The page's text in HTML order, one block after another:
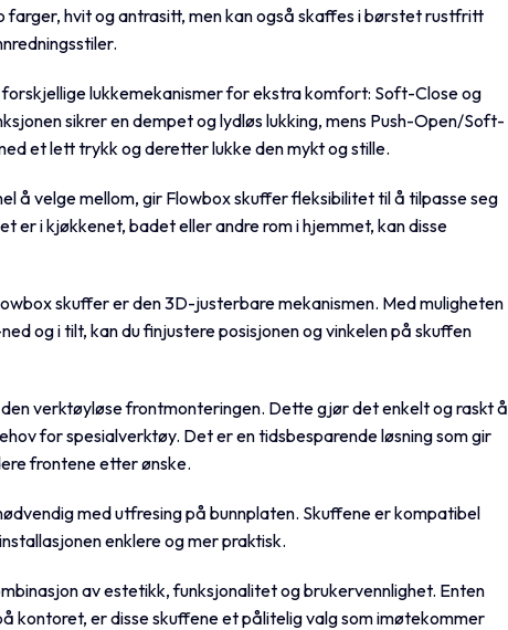
hvit og antrasitt, men kan også skaffes i børstet rustfritt
lukkemekanismer for ekstra komfort: Soft-Close og
sikrer en dempet og lydløs lukking, mens Push-Open/Soft-
et lett trykk og deretter lukke den mykt og stille.
å velge mellom, gir Flowbox skuffer fleksibilitet til å tilpasse seg
er i kjøkkenet, badet eller andre rom i hjemmet, kan disse
skuffer er den 3D-justerbare mekanismen. Med muligheten
og i tilt, kan du finjustere posisjonen og vinkelen på skuffen
verktøyløse frontmonteringen. Dette gjør det enkelt og raskt å
for spesialverktøy. Det er en tidsbesparende løsning som gir
frontene etter ønske.
med utfresing på bunnplaten. Skuffene er kompatibel
enklere og mer praktisk.
av estetikk, funksjonalitet og brukervennlighet. Enten
kontoret, er disse skuffene et pålitelig valg som imøtekommer